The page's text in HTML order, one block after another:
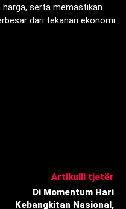
serta memastikan
dari tekanan ekonomi
Artikulli tjetër
Di Momentum Hari
Kebangkitan Nasional,